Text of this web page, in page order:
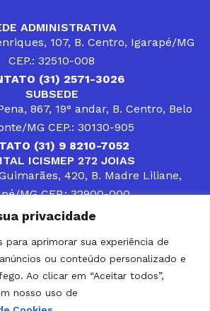
privacidade
para aprimorar sua experiência de
ou conteúdo personalizado e
Ao clicar em “Aceitar todos”,
nosso uso de
ADMINISTRATIVA
107, B. Centro, Igarapé/MG
CEP.: 32510-008
(31) 2571-3026
SUBSEDE
867, 19° andar, B. Centro, Belo
MG CEP.: 30130-905
(31) 9 8210-7052
ICISMEP 272 JOIAS
420, B. Madre Liliane,
MG CEP.: 32900-000
3512-4400 ou (31) 9 8309-8660
SOLUÇÕES, AÇÕES E SERVIÇOS
A ASSISTÊNCIA À
REGIÃO EM QUE ATUA, SENDO
MUNICÍPIOS CONSORCIADOS NA
ENFRENTADAS POR
É O COMPROMISSO DO
ICISMEP.